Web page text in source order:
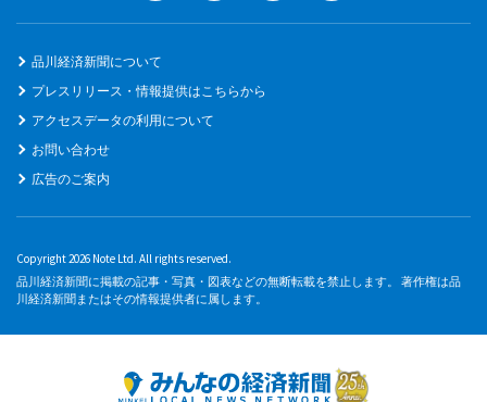
品川経済新聞について
プレスリリース・情報提供はこちらから
アクセスデータの利用について
お問い合わせ
広告のご案内
Copyright 2026 Note Ltd. All rights reserved.
品川経済新聞に掲載の記事・写真・図表などの無断転載を禁止します。 著作権は品
川経済新聞またはその情報提供者に属します。